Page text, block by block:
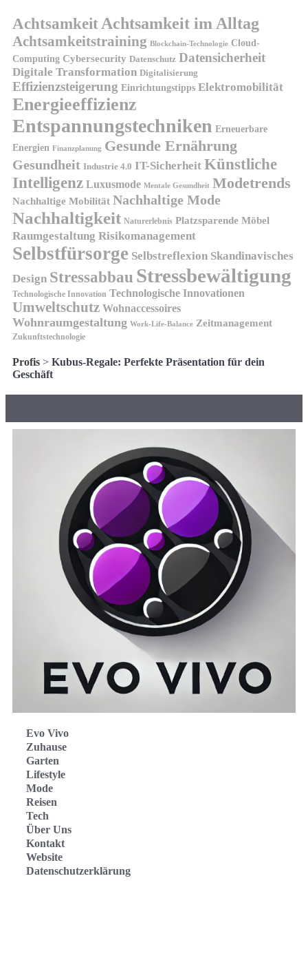
AchtsamkeitAchtsamkeit im Alltag
Achtsamkeitstraining Blockchain-Technologie Cloud-
Computing Cybersecurity Datenschutz Datensicherheit
Digitale Transformation Digitalisierung
Effizienzsteigerung Einrichtungstipps Elektromobilität
Energieeffizienz
Entspannungstechniken Erneuerbare
Energien Finanzplanung Gesunde Ernährung
Gesundheit Industrie 4.0 IT-Sicherheit Künstliche
Intelligenz Luxusmode Mentale Gesundheit Modetrends
Nachhaltige Mobilität Nachhaltige Mode
Nachhaltigkeit Naturerlebnis Platzsparende Möbel
Raumgestaltung Risikomanagement
Selbstfürsorge Selbstreflexion Skandinavisches
Design Stressabbau Stressbewältigung
Technologische Innovation Technologische Innovationen
Umweltschutz Wohnaccessoires
Wohnraumgestaltung Work-Life-Balance Zeitmanagement
Zukunftstechnologie
Profis > Kubus-Regale: Perfekte Präsentation für dein
Geschäft
Evo Vivo
Zuhause
Garten
Lifestyle
Mode
Reisen
Tech
Über Uns
Kontakt
Website
Datenschutzerklärung